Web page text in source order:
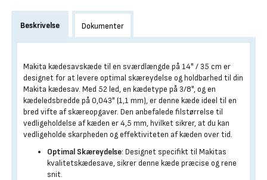
Beskrivelse Dokumenter
Makita kædesavskæde til en sværdlængde på 14" / 35 cm er
designet for at levere optimal skæreydelse og holdbarhed til din
Makita kædesav. Med 52 led, en kædetype på 3/8", og en
kædeledsbredde på 0,043" (1,1 mm), er denne kæde ideel til en
bred vifte af skæreopgaver. Den anbefalede filstørrelse til
vedligeholdelse af kæden er 4,5 mm, hvilket sikrer, at du kan
vedligeholde skarpheden og effektiviteten af kæden over tid.
Optimal Skæreydelse: Designet specifikt til Makitas
kvalitetskædesave, sikrer denne kæde præcise og rene
snit.